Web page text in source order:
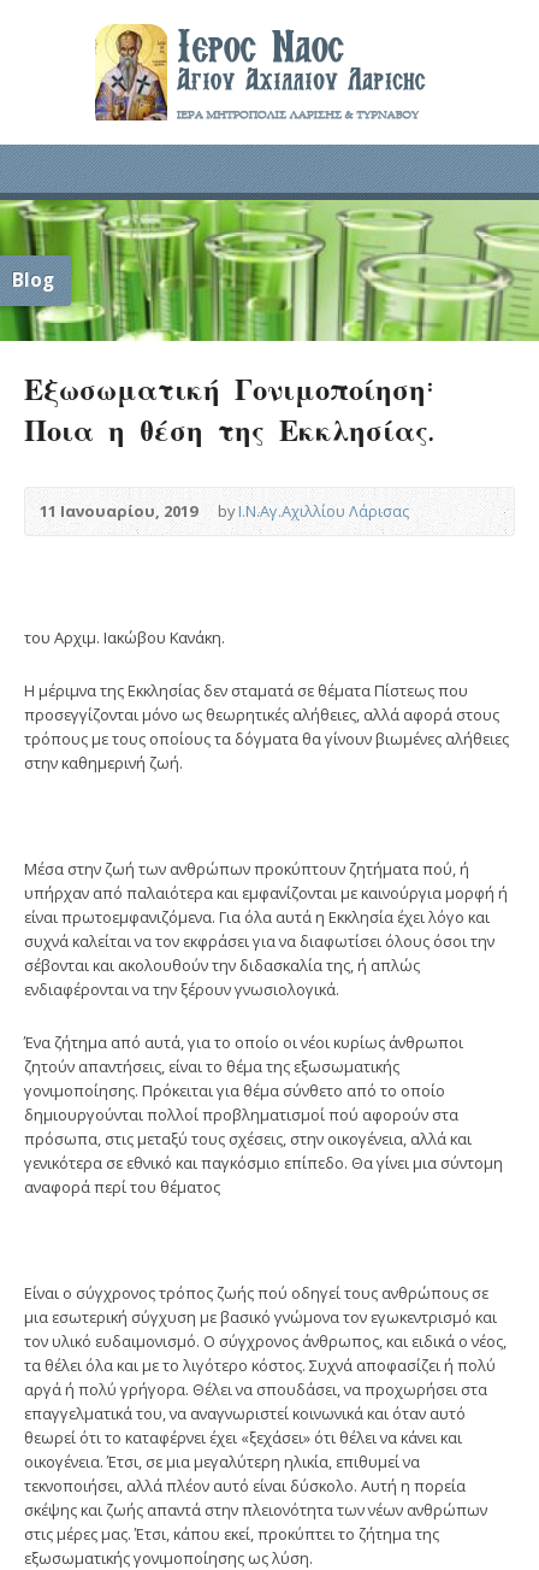
Blog
Εξωσωματική Γονιμοποίηση:
Ποια η θέση της Εκκλησίας.
11 Ιανουαρίου, 2019 byΙ.Ν.Αγ.Αχιλλίου Λάρισας
του Αρχιμ. Ιακώβου Κανάκη.
Η μέριμνα της Εκκλησίας δεν σταματά σε θέματα Πίστεως που
προσεγγίζονται μόνο ως θεωρητικές αλήθειες, αλλά αφορά στους
τρόπους με τους οποίους τα δόγματα θα γίνουν βιωμένες αλήθειες
στην καθημερινή ζωή.
Μέσα στην ζωή των ανθρώπων προκύπτουν ζητήματα πού, ή
υπήρχαν από παλαιότερα και εμφανίζονται με καινούργια μορφή ή
είναι πρωτοεμφανιζόμενα. Για όλα αυτά η Εκκλησία έχει λόγο και
συχνά καλείται να τον εκφράσει για να διαφωτίσει όλους όσοι την
σέβονται και ακολουθούν την διδασκαλία της, ή απλώς
ενδιαφέρονται να την ξέρουν γνωσιολογικά.
Ένα ζήτημα από αυτά, για το οποίο οι νέοι κυρίως άνθρωποι
ζητούν απαντήσεις, είναι το θέμα της εξωσωματικής
γονιμοποίησης. Πρόκειται για θέμα σύνθετο από το οποίο
δημιουργούνται πολλοί προβληματισμοί πού αφορούν στα
πρόσωπα, στις μεταξύ τους σχέσεις, στην οικογένεια, αλλά και
γενικότερα σε εθνικό και παγκόσμιο επίπεδο. Θα γίνει μια σύντομη
αναφορά περί του θέματος
Είναι ο σύγχρονος τρόπος ζωής πού οδηγεί τους ανθρώπους σε
μια εσωτερική σύγχυση με βασικό γνώμονα τον εγωκεντρισμό και
τον υλικό ευδαιμονισμό. Ο σύγχρονος άνθρωπος, και ειδικά ο νέος,
τα θέλει όλα και με το λιγότερο κόστος. Συχνά αποφασίζει ή πολύ
αργά ή πολύ γρήγορα. Θέλει να σπουδάσει, να προχωρήσει στα
επαγγελματικά του, να αναγνωριστεί κοινωνικά και όταν αυτό
θεωρεί ότι το καταφέρνει έχει «ξεχάσει» ότι θέλει να κάνει και
οικογένεια. Έτσι, σε μια μεγαλύτερη ηλικία, επιθυμεί να
τεκνοποιήσει, αλλά πλέον αυτό είναι δύσκολο. Αυτή η πορεία
σκέψης και ζωής απαντά στην πλειονότητα των νέων ανθρώπων
στις μέρες μας. Έτσι, κάπου εκεί, προκύπτει το ζήτημα της
εξωσωματικής γονιμοποίησης ως λύση.